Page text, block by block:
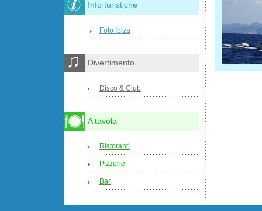
Info turistiche
Foto Ibiza
Divertimento
Disco & Club
A tavola
Ristoranti
Pizzerie
Bar